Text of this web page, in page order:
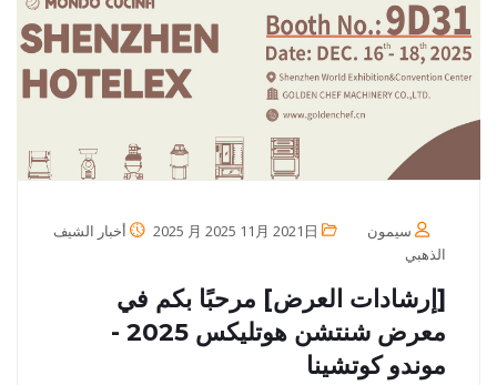
سيمون 2025 月 2025 11月 2021日
أخبار الشيف
الذهبي
[إرشادات العرض] مرحبًا بكم في
معرض شنتشن هوتليكس 2025 -
موندو كوتشينا